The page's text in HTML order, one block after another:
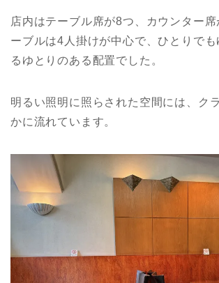
店内はテーブル席が8つ、カウンター
ーブルは4人掛けが中心で、ひとりで
るゆとりのある配置でした。
明るい照明に照らされた空間には、ク
かに流れています。